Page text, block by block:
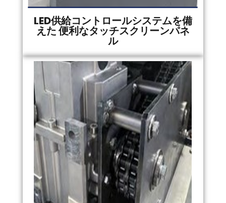
LED供給コントロールシステムを備
えた 便利なタッチスクリーンパネ
ル